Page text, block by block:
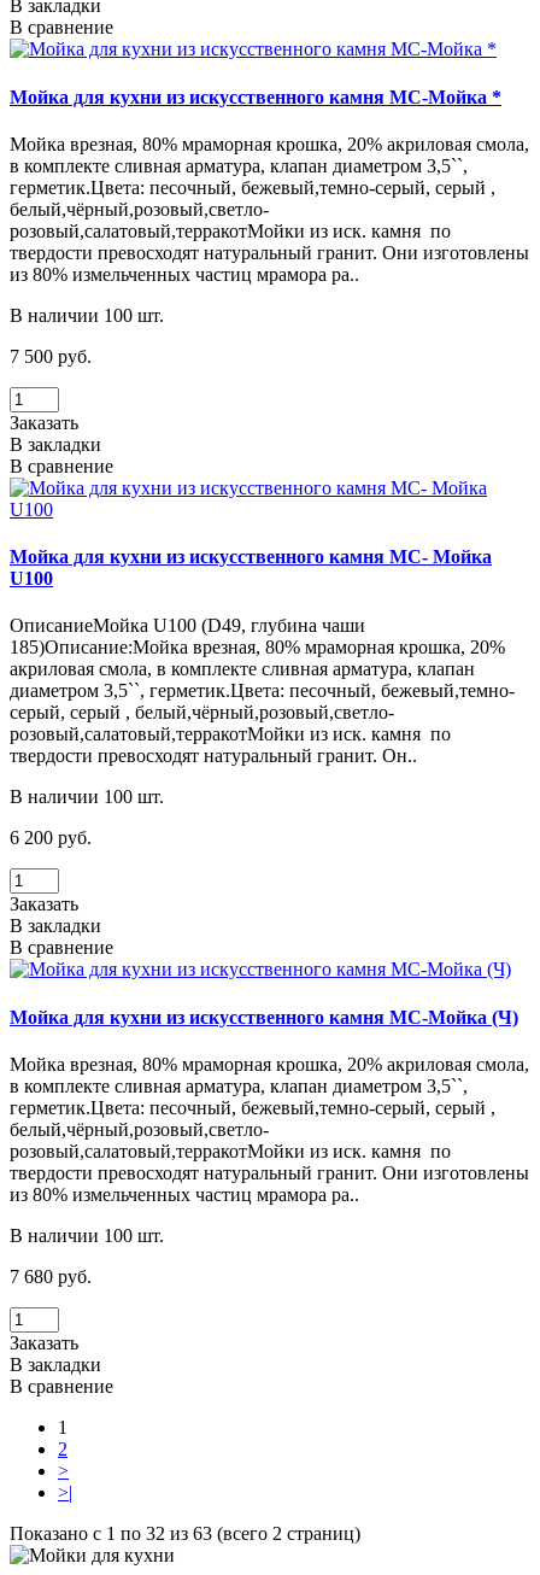
В закладки
В сравнение
Мойка для кухни из искусственного камня МС-Мойка *
Мойка врезная, 80% мраморная крошка, 20% акриловая смола,
в комплекте сливная арматура, клапан диаметром 3,5``,
герметик.Цвета: песочный, бежевый,темно-серый, серый ,
белый,чёрный,розовый,светло-
розовый,салатовый,терракотМойки из иск. камня по
твердости превосходят натуральный гранит. Они изготовлены
из 80% измельченных частиц мрамора ра..
В наличии 100 шт.
7 500 руб.
Заказать
В закладки
В сравнение
Мойка для кухни из искусственного камня МС- Мойка
U100
ОписаниеМойка U100 (D49, глубина чаши
185)Описание:Мойка врезная, 80% мраморная крошка, 20%
акриловая смола, в комплекте сливная арматура, клапан
диаметром 3,5``, герметик.Цвета: песочный, бежевый,темно-
серый, серый , белый,чёрный,розовый,светло-
розовый,салатовый,терракотМойки из иск. камня по
твердости превосходят натуральный гранит. Он..
В наличии 100 шт.
6 200 руб.
Заказать
В закладки
В сравнение
Мойка для кухни из искусственного камня МС-Мойка (Ч)
Мойка врезная, 80% мраморная крошка, 20% акриловая смола,
в комплекте сливная арматура, клапан диаметром 3,5``,
герметик.Цвета: песочный, бежевый,темно-серый, серый ,
белый,чёрный,розовый,светло-
розовый,салатовый,терракотМойки из иск. камня по
твердости превосходят натуральный гранит. Они изготовлены
из 80% измельченных частиц мрамора ра..
В наличии 100 шт.
7 680 руб.
Заказать
В закладки
В сравнение
1
2
>
>|
Показано с 1 по 32 из 63 (всего 2 страниц)